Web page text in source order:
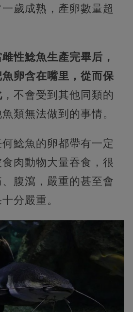
歲成熟，產卵數量超
性鯰魚生產完畢后，
卵含在嘴里，從而保
，不會受到其他同類的
類無法做到的事情。
鯰魚的卵都帶有一定
肉動物大量吞食，很
腹瀉，嚴重的甚至會
分嚴重。